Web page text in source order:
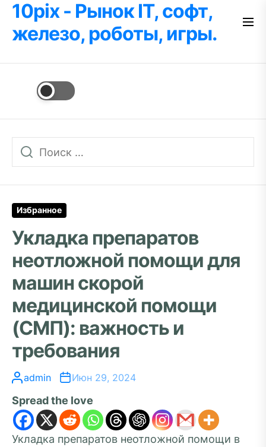
Перейти
содержимому
10pix - Рынок IT, софт,
железо, роботы, игры.
Избранное
Укладка препаратов
неотложной помощи для
машин скорой
медицинской помощи
(СМП): важность и
требования
admin Июн 29, 2024
Spread the love
Укладка препаратов неотложной помощи в